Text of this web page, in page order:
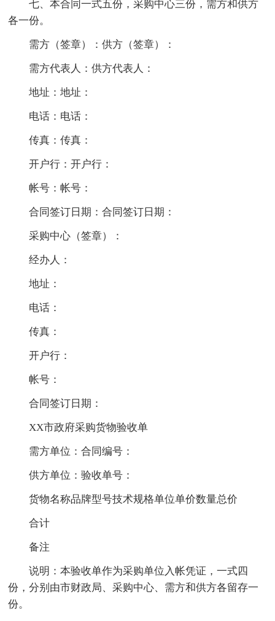
七、本合同一式五份，采购中心三份，需方和供方
各一份。
需方（签章）：供方（签章）：
需方代表人：供方代表人：
地址：地址：
电话：电话：
传真：传真：
开户行：开户行：
帐号：帐号：
合同签订日期：合同签订日期：
采购中心（签章）：
经办人：
地址：
电话：
传真：
开户行：
帐号：
合同签订日期：
XX市政府采购货物验收单
需方单位：合同编号：
供方单位：验收单号：
货物名称品牌型号技术规格单位单价数量总价
合计
备注
说明：本验收单作为采购单位入帐凭证，一式四
份，分别由市财政局、采购中心、需方和供方各留存一
份。